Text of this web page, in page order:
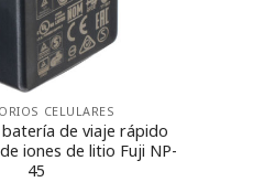
CELULARES
de viaje rápido
iones de litio Fuji NP-
45